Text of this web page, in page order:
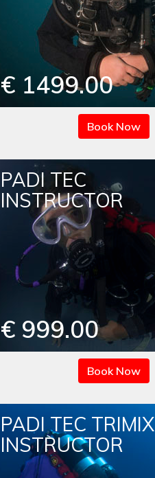
€ 1499.00
Book Now
PADI TEC
INSTRUCTOR
€ 999.00
Book Now
PADI TEC TRIMIX
INSTRUCTOR